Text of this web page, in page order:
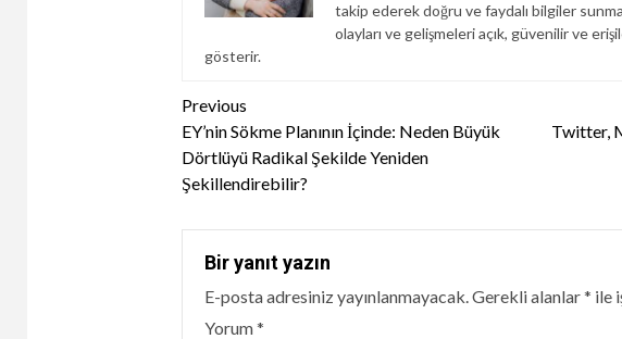
takip ederek doğru ve faydalı bilgiler
olayları ve gelişmeleri açık, güvenilir ve
gösterir.
Continue
Reading
Previous
EY’nin Sökme Planının İçinde: Neden Büyük
Dörtlüyü Radikal Şekilde Yeniden
Şekillendirebilir?
Twitter,
Bir yanıt yazın
E-posta adresiniz yayınlanmayacak.Gerekli alanlar* ile
Yorum*